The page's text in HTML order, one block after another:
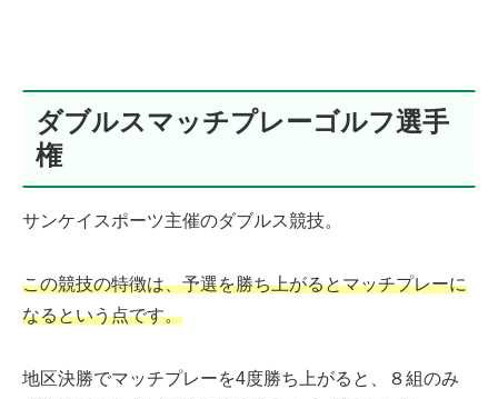
ダブルスマッチプレーゴルフ選手
権
サンケイスポーツ主催のダブルス競技。
この競技の特徴は、予選を勝ち上がるとマッチプレーに
なるという点です。
地区決勝でマッチプレーを4度勝ち上がると、８組のみ